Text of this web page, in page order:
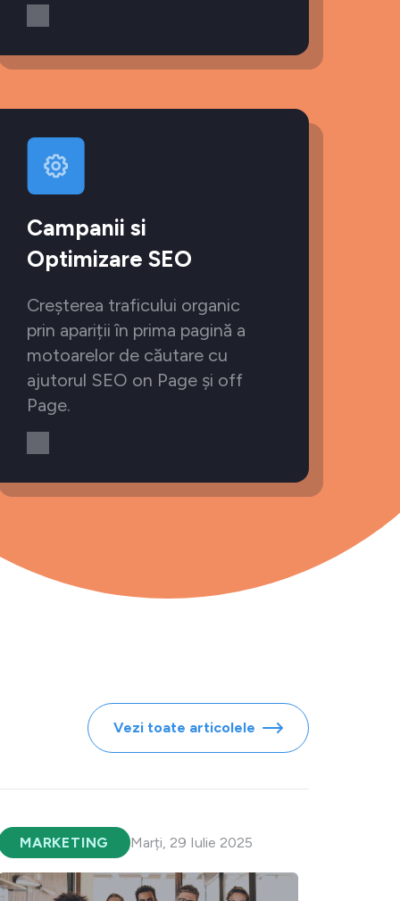
Campanii si
Optimizare SEO
Creșterea traficului organic
prin apariții în prima pagină a
motoarelor de căutare cu
ajutorul SEO on Page și off
Page.
Vezi toate articolele
MARKETING Marți, 29 Iulie 2025